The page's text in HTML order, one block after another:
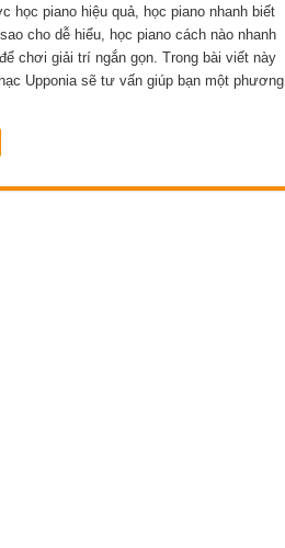
học piano hiệu quả, học piano nhanh biết
cho dễ hiểu, học piano cách nào nhanh
chơi giải trí ngắn gọn. Trong bài viết này
Upponia sẽ tư vấn giúp bạn một phương